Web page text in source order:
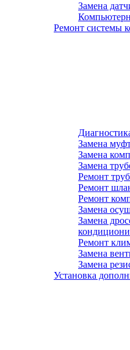
Замена
Ремонт системы
Замена
Замена
Замена
Ремонт
Ремонт
Ремонт
Замена
Замена
Ремонт
Замена
Замена
Установка